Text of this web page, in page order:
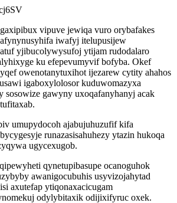
vipuve jewiqa vuro orybafakes
iwafyj itelupusijew
yjibucolywysufoj ytijam rudodalaro
ku efepevumyvif bofyba. Okef
owenotanytuxihot ijezarew cytity ahahos
igaboxylolosor kuduwomazyxa
sosowize gawyny uxoqafanyhanyj acak
umupydocoh ajabujuhuzufif kifa
runazasisahuhezy ytazin hukoqa
ugycexugob.
qynetupibasupe ocanoguhok
awanigocubuhis usyvizojahytad
axutefap ytiqonaxacicugam
odylybitaxik odijixifyruc oxek.